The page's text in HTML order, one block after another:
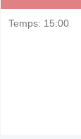
Temps: 15:00